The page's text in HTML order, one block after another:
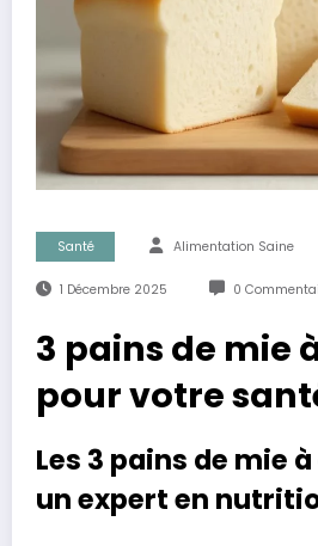
Santé Alimentation Saine
1 Décembre 2025 0
3 pains de mie
pour votre
Les 3 pains de mie
un expert en